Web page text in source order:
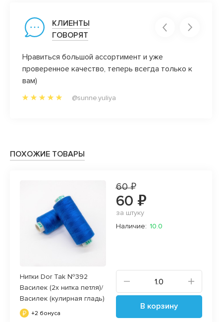
КЛИЕНТЫ
ГОВОРЯТ
Нравиться большой ассортимент и уже
проверенное качество, теперь всегда только к
вам)
@sunne.yuliya
ПОХОЖИЕ ТОВАРЫ
Нитки Dor Tak №392
Василек (2х нитка петля)/
Василек (кулирная гладь)
+2 бонуса
60 ₽
60 ₽
за штуку
Наличие: 10.0
В корзину